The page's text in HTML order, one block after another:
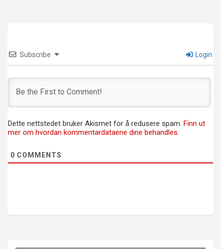
Subscribe Login
Dette nettstedet bruker Akismet for å redusere spam. Finn ut
mer om hvordan kommentardataene dine behandles.
0 COMMENTS